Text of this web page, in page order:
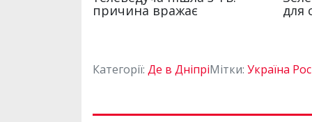
Категорії: Де в ДніпріМітки: Україна